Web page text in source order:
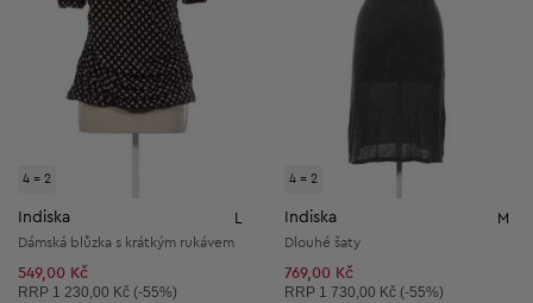
4 = 2
Indiska
Dámská blůzka s krátkým rukávem
549,00 Kč
Doporučená cena:
RRP 1 230,00 Kč (-55%)
4 = 2
Indiska M
Dlouhé šaty
769,00 Kč
Doporučená cena:
RRP 1 730,00 Kč (-55%)